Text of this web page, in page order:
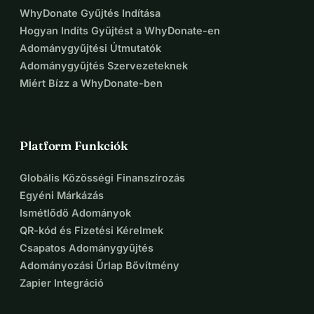
WhyDonate Gyűjtés Indítása
Hogyan Indíts Gyűjtést a WhyDonate-en
Adománygyűjtési Útmutatók
Adománygyűjtés Szervezeteknek
Miért Bízz a WhyDonate-ben
Platform Funkciók
Globális Közösségi Finanszírozás
Egyéni Márkázás
Ismétlődő Adományok
QR-kód és Fizetési Kérelmek
Csapatos Adománygyűjtés
Adományozási Űrlap Bővítmény
Zapier Integráció